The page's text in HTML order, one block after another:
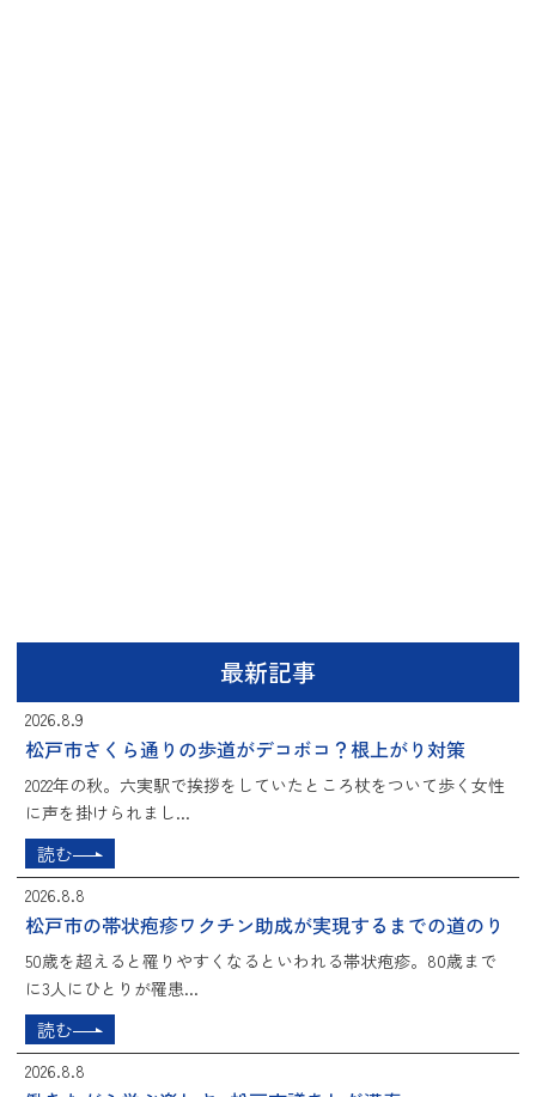
最新記事
2026.8.9
松戸市さくら通りの歩道がデコボコ？根上がり対策
2022年の秋。六実駅で挨拶をしていたところ杖をついて歩く女性
に声を掛けられまし...
読む
2026.8.8
松戸市の帯状疱疹ワクチン助成が実現するまでの道のり
50歳を超えると罹りやすくなるといわれる帯状疱疹。80歳まで
に3人にひとりが罹患...
読む
2026.8.8